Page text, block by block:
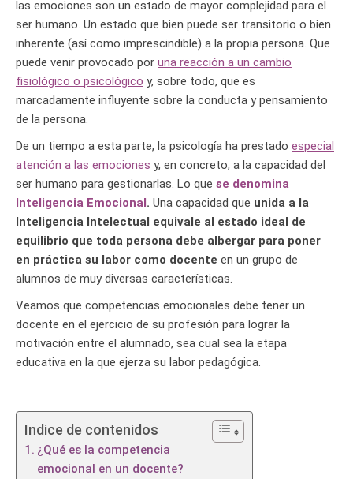
las emociones son un estado de mayor complejidad para el
ser humano. Un estado que bien puede ser transitorio o bien
inherente (así como imprescindible) a la propia persona. Que
puede venir provocado por una reacción a un cambio
fisiológico o psicológico y, sobre todo, que es
marcadamente influyente sobre la conducta y pensamiento
de la persona.
De un tiempo a esta parte, la psicología ha prestado especial
atención a las emociones y, en concreto, a la capacidad del
ser humano para gestionarlas. Lo que se denomina
Inteligencia Emocional. Una capacidad que unida a la
Inteligencia Intelectual equivale al estado ideal de
equilibrio que toda persona debe albergar para poner
en práctica su labor como docente en un grupo de
alumnos de muy diversas características.
Veamos que competencias emocionales debe tener un
docente en el ejercicio de su profesión para lograr la
motivación entre el alumnado, sea cual sea la etapa
educativa en la que ejerza su labor pedagógica.
Indice de contenidos
¿Qué es la competencia
emocional en un docente?